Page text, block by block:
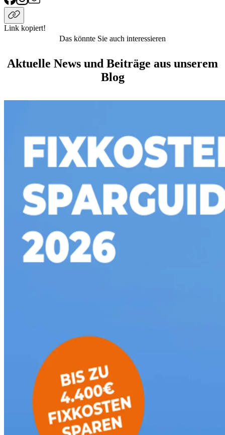
Link kopiert!
Das könnte Sie auch interessieren
Aktuelle News und Beiträge aus unserem
Blog